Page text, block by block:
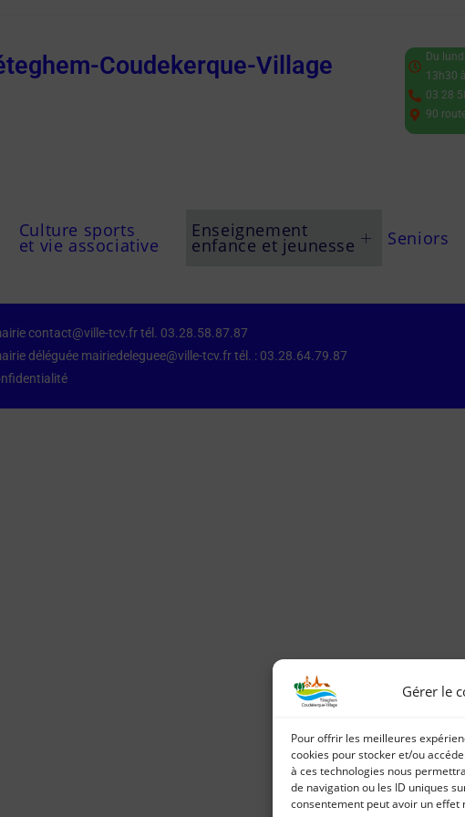
Gérer le
Pour offrir les meilleures
cookies pour stocker et/ou
à ces technologies nous
de navigation ou les ID uniques
consentement peut avoir un
Coudekerque-Village
Du
13h30
03 28
90
Culture sports
et vie associative
Enseignement
enfance et jeunesse Seniors
contact@ville-tcv.fr tél. 03.28.58.87.87
déléguée mairiedeleguee@ville-tcv.fr tél. : 03.28.64.79.87